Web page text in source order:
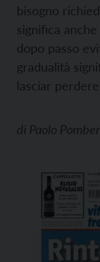
bisogno
significa
dopo passo
gradualità
lasciar
di Paolo